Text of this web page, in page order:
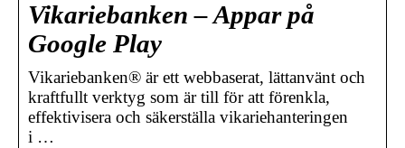
Vikariebanken – Appar på
Google Play
Vikariebanken® är ett webbaserat, lättanvänt och
kraftfullt verktyg som är till för att förenkla,
effektivisera och säkerställa vikariehanteringen
i …